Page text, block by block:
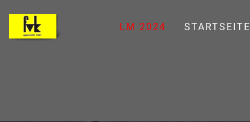
LM 2024 STARTSEITE